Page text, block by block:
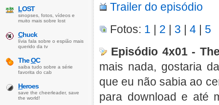
Trailer do episódio
Fotos: 1 | 2 | 3 | 4 | 5
Episódio 4x01 -
mais nada, gostaria
que eu não sabia ao
para download e até
LOST
sinopses, fotos, vídeos e
muito mais sobre lost
Chuck
lívia fala sobre o espião mais
querido da tv
TheOC
saiba tudo sobre a série
favorita do cab
Heroes
save the cheerleader, save
the world!